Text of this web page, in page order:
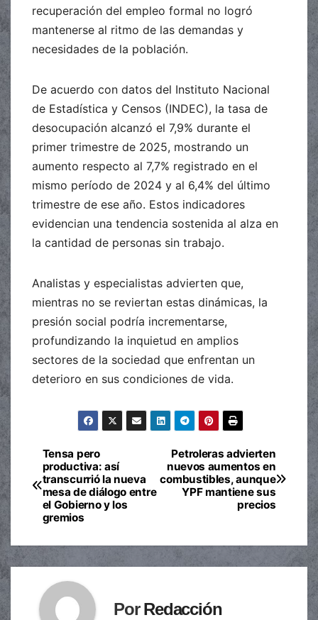
recuperación del empleo formal no logró
mantenerse al ritmo de las demandas y
necesidades de la población.
De acuerdo con datos del Instituto Nacional
de Estadística y Censos (INDEC), la tasa de
desocupación alcanzó el 7,9% durante el
primer trimestre de 2025, mostrando un
aumento respecto al 7,7% registrado en el
mismo período de 2024 y al 6,4% del último
trimestre de ese año. Estos indicadores
evidencian una tendencia sostenida al alza en
la cantidad de personas sin trabajo.
Analistas y especialistas advierten que,
mientras no se reviertan estas dinámicas, la
presión social podría incrementarse,
profundizando la inquietud en amplios
sectores de la sociedad que enfrentan un
deterioro en sus condiciones de vida.
Navegación
de
entradas
Petroleras advierten
nuevos aumentos en
combustibles, aunque
YPF mantiene sus
precios
Tensa pero
productiva: así
transcurrió la nueva
mesa de diálogo entre
el Gobierno y los
gremios
PorRedacción